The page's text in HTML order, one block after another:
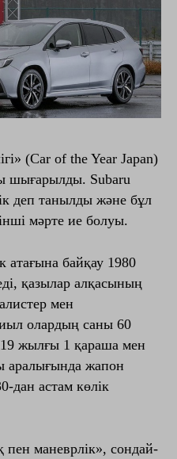
(Car of the Year Japan)
шығарылды. Subaru
деп танылды және бұл
мәрте ие болуы.
атағына байқау 1980
қазылар алқасының
мен
олардың саны 60
жылғы 1 қараша мен
аралығында жапон
дан астам көлік
маневрлік», сондай-